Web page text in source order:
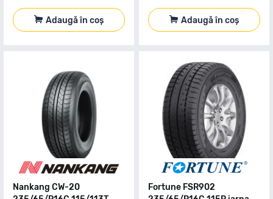
Adaugă în coș Adaugă în coș
Nankang CW-20
Fortune FSR902